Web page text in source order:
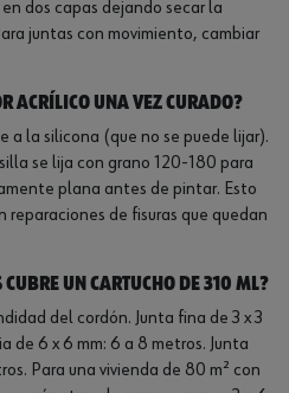
dos capas dejando secar la
juntas con movimiento, cambiar
acrílico una vez curado?
a la silicona (que no se puede lijar).
se lija con grano 120-180 para
plana antes de pintar. Esto
de fisuras que quedan
un cartucho de 310 ml?
del cordón. Junta fina de 3 x 3
de 6 x 6 mm: 6 a 8 metros. Junta
Para una vivienda de 80 m² con